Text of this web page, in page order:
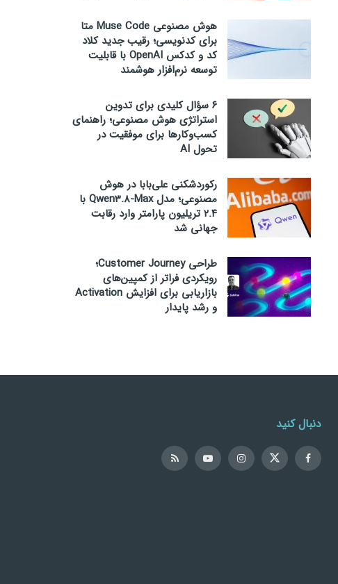
هوش مصنوعی Muse Code متا
برای کدنویسی؛ رقیب جدید کلاد
کد و کدکس OpenAI با قابلیت
توسعه نرم‌افزار هوشمند
۶ سؤال کلیدی برای تدوین
استراتژی هوش مصنوعی؛ راهنمای
کسب‌وکارها برای موفقیت در
تحول AI
رکوردشکنی علی‌بابا در هوش
مصنوعی؛ مدل Qwen3.8-Max با
۲.۴ تریلیون پارامتر وارد رقابت
جهانی شد
طراحی Customer Journey؛
رویکردی فراتر از کمپین‌های
بازاریابی برای افزایش Activation
و رشد پایدار
دنبال کنید